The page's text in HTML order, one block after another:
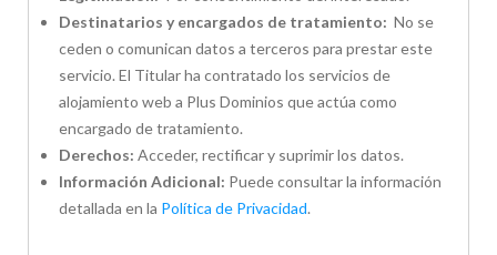
Destinatarios y encargados de tratamiento: No se
ceden o comunican datos a terceros para prestar este
servicio. El Titular ha contratado los servicios de
alojamiento web a Plus Dominios que actúa como
encargado de tratamiento.
Derechos: Acceder, rectificar y suprimir los datos.
Información Adicional: Puede consultar la información
detallada en la Política de Privacidad.